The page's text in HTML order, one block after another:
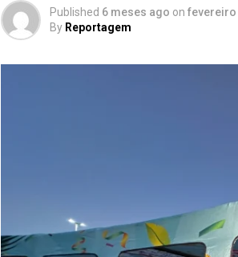
Published 6 meses ago on fevereiro
By Reportagem